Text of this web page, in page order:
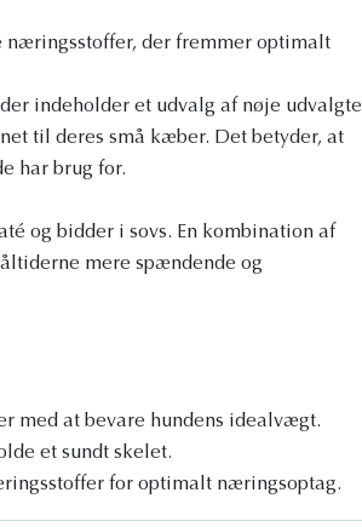
næringsstoffer, der fremmer optimalt
indeholder et udvalg af nøje udvalgte
til deres små kæber. Det betyder, at
har brug for.
og bidder i sovs. En kombination af
mere spændende og
med at bevare hundens idealvægt.
et sundt skelet.
for optimalt næringsoptag.